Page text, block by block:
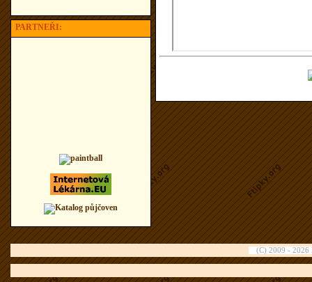
PARTNEŘI:
(C) 2009 - 2026